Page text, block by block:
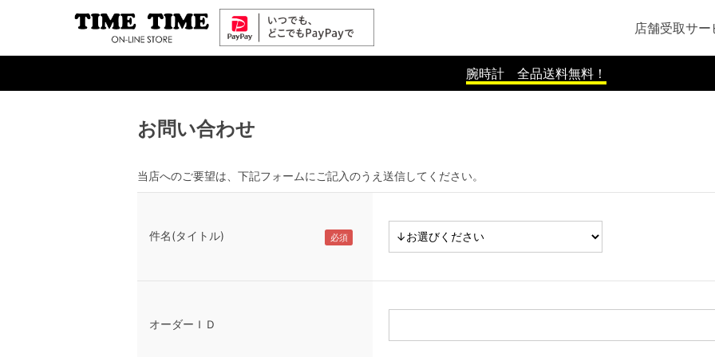
店舗受取サー
腕時計 全品送料無料！
お問い合わせ
当店へのご要望は、下記フォームにご記入のうえ送信してください。
件名(タイトル)
オーダーＩＤ